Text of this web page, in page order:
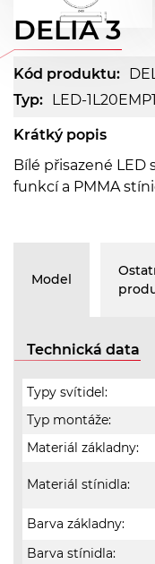
DELIA 3
Kód produktu:
Typ: LED-
Krátký popis
Bílé přisazené
funkcí a PMMA
Model
Technická data
Typy svítidel:
Typ montáže:
Materiál základny:
Materiál stínidla:
Barva základny:
Barva stínidla: